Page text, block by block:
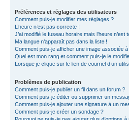
Préférences et réglages des utilisateurs
Comment puis-je modifier mes réglages ?
L’heure n’est pas correcte !
J’ai modifié le fuseau horaire mais l’heure
Ma langue n’apparaît pas dans la liste !
Comment puis-je afficher une image associée à
Quel est mon rang et comment puis-je le
Lorsque je clique sur le lien de courriel d’un
Problèmes de publication
Comment puis-je publier un fil dans un forum ?
Comment puis-je éditer ou supprimer un
Comment puis-je ajouter une signature à un
Comment puis-je créer un sondage ?
Pourquoi ne puis-je pas ajouter plus d’options